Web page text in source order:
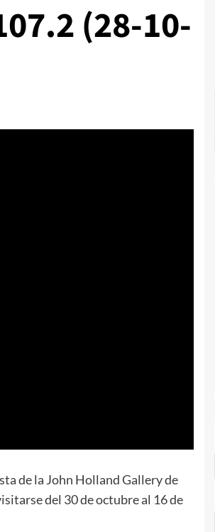
(28-10-
de la John Holland Gallery de
del 30 de octubre al 16 de